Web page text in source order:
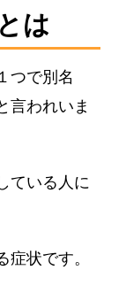
ダ
は
つで別名
言われいま
ている人に
状です。